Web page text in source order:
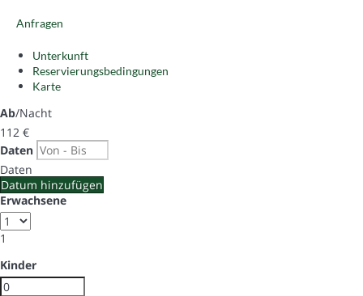
Anfragen
Unterkunft
Reservierungsbedingungen
Karte
Ab/Nacht
112 €
Daten
Daten
Datum hinzufügen
Erwachsene
1
Kinder